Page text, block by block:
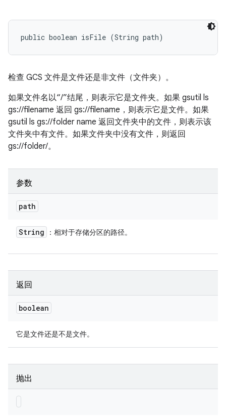
public boolean isFile (String path)
检查 GCS 文件是文件还是非文件（文件夹）。
如果文件名以“/”结尾，则表示它是文件夹。如果 gsutil ls
gs://filename 返回 gs://filename，则表示它是文件。如果
gsutil ls gs://folder name 返回文件夹中的文件，则表示该
文件夹中有文件。如果文件夹中没有文件，则返回
gs://folder/。
参数
path
String ：相对于存储分区的路径。
返回
boolean
它是文件还是不是文件。
抛出